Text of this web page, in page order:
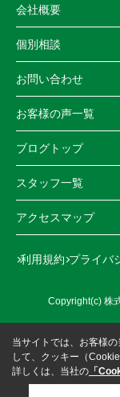
会社概要
個別相談
お問い合わせ
お客様の声一覧
ブログトップ
スタッフ一覧
アクセスマップ
利用規約 プライバ
Copyright(c) 株
当サイトでは、お客様
して、クッキー（
詳しくは、当社の 「